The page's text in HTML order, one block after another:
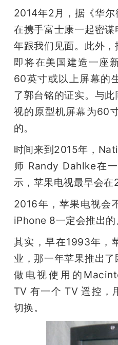
2014年2月，据《华
在携手富士康一起密
年跟我们见面。此外
即将在美国建造一座
60英寸或以上屏幕的
了郭台铭的证实。与
视的原型机屏幕为60
的。
时间来到2015年，
师 Randy Dahlke在
示，苹果电视最早会在
2016年，苹果电视会
iPhone 8一定会推出的
其实，早在1993年，
业，那一年苹果推出
做电视使用的
TV 有一个 TV 遥控，
切换。